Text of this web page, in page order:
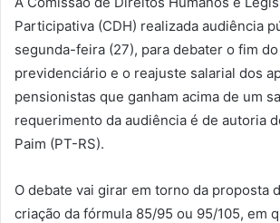
Participativa (CDH) realizada audiência
segunda-feira (27), para debater o fim
previdenciário e o reajuste salarial dos
pensionistas que ganham acima de um
requerimento da audiência é de autoria
Paim (PT-RS).
O debate vai girar em torno da proposta
criação da fórmula 85/95 ou 95/105, em